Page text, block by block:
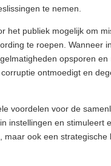
te nemen.
het publiek mogelijk om
te roepen. Wanneer
opsporen
ontmoedigt en
voordelen voor de
instellingen en stimuleert
ook een